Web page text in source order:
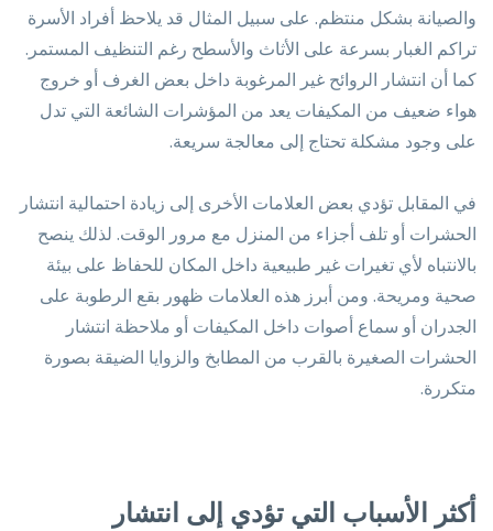
والصيانة بشكل منتظم. على سبيل المثال قد يلاحظ أفراد الأسرة
تراكم الغبار بسرعة على الأثاث والأسطح رغم التنظيف المستمر.
كما أن انتشار الروائح غير المرغوبة داخل بعض الغرف أو خروج
هواء ضعيف من المكيفات يعد من المؤشرات الشائعة التي تدل
على وجود مشكلة تحتاج إلى معالجة سريعة.
في المقابل تؤدي بعض العلامات الأخرى إلى زيادة احتمالية انتشار
الحشرات أو تلف أجزاء من المنزل مع مرور الوقت. لذلك ينصح
بالانتباه لأي تغيرات غير طبيعية داخل المكان للحفاظ على بيئة
صحية ومريحة. ومن أبرز هذه العلامات ظهور بقع الرطوبة على
الجدران أو سماع أصوات داخل المكيفات أو ملاحظة انتشار
الحشرات الصغيرة بالقرب من المطابخ والزوايا الضيقة بصورة
متكررة.
أكثر الأسباب التي تؤدي إلى انتشار